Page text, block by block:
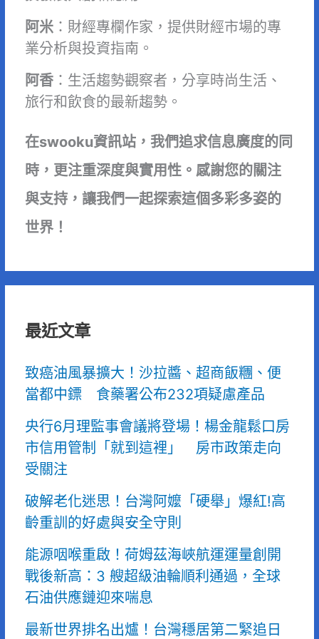
阿米：財經專欄作家，提供財經市場的專
業分析與投資指南。
阿香：生活趨勢觀察者，分享時尚生活、
旅行和飲食的最新趨勢。
在swooku資訊站，我們追求信息廣度的同
時，更注重深度與實用性。感謝您的關注
與支持，讓我們一起探索這個多彩多姿的
世界！
最近文章
致癌油風暴擴大！沙拉醬、超商飯糰、便
當都中鏢 食藥署公布232項疑慮產品
央行6月理監事會議將登場！楊金龍鬆口房
市信用管制「就到這裡」 房市政策走向
受關注
破解老化迷思！台灣阿嬤「硬舉」爆紅!高
齡重訓的好處與安全守則
能源咽喉重啟！荷姆茲海峽航運運量創開
戰後新高：3 艘超級油輪順利通過，全球
石油供應鏈迎來喘息
最新世界排名出爐！台灣穩居第二緊追日